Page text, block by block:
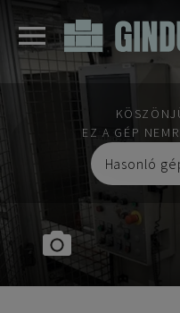
EZ A GÉP
Hasonló